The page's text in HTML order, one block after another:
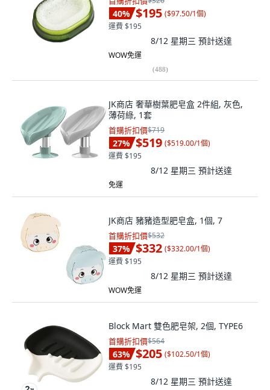
40% $195 ($97.50/1個)
運費 $195
8/12 星期三 預計送達
WOW免運
(488)
JK商店 奢華樹葉肥皂盒 2件組, 灰色,
薄荷綠, 1套
首購折扣價$719
27% $519 ($519.00/1個)
運費 $195
8/12 星期三 預計送達
免運
JK商店 豬豬造型肥皂盒, 1個, 7
首購折扣價$532
37% $332 ($332.00/1個)
運費 $195
8/12 星期三 預計送達
WOW免運
Block Mart 雙色肥皂架, 2個, TYPE6
首購折扣價$564
63% $205 ($102.50/1個)
運費 $195
8/12 星期三 預計送達